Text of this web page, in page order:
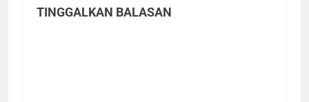
TINGGALKAN BALASAN